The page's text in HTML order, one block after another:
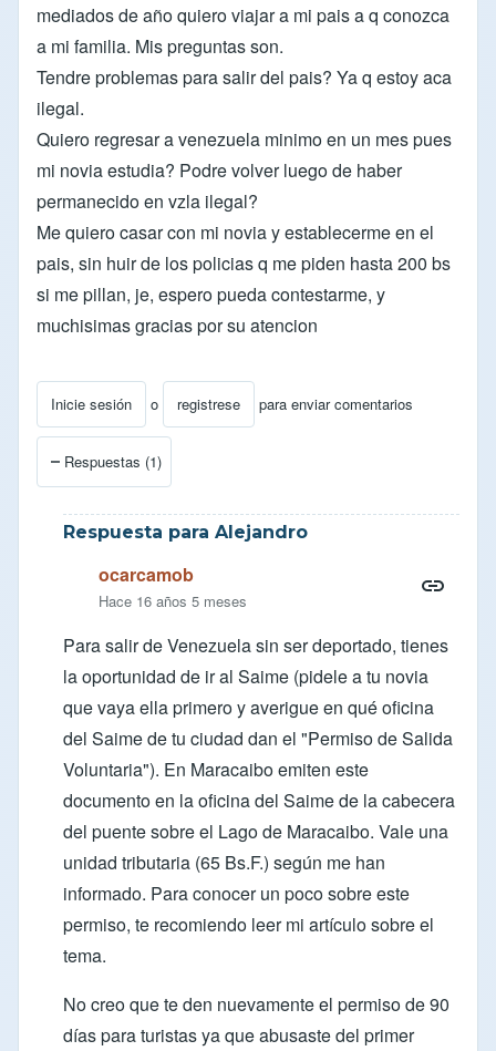
mediados de año quiero viajar a mi pais a q conozca
a mi familia. Mis preguntas son.
Tendre problemas para salir del pais? Ya q estoy aca
ilegal.
Quiero regresar a venezuela minimo en un mes pues
mi novia estudia? Podre volver luego de haber
permanecido en vzla ilegal?
Me quiero casar con mi novia y establecerme en el
pais, sin huir de los policias q me piden hasta 200 bs
si me pillan, je, espero pueda contestarme, y
muchisimas gracias por su atencion
Inicie sesión o registrese para enviar comentarios
Respuestas (1)
Respuesta para Alejandro
ocarcamob
Hace 16 años 5 meses
Para salir de Venezuela sin ser deportado, tienes
la oportunidad de ir al Saime (pidele a tu novia
que vaya ella primero y averigue en qué oficina
del Saime de tu ciudad dan el "Permiso de Salida
Voluntaria"). En Maracaibo emiten este
documento en la oficina del Saime de la cabecera
del puente sobre el Lago de Maracaibo. Vale una
unidad tributaria (65 Bs.F.) según me han
informado. Para conocer un poco sobre este
permiso, te recomiendo leer mi artículo sobre el
tema.
No creo que te den nuevamente el permiso de 90
días para turistas ya que abusaste del primer